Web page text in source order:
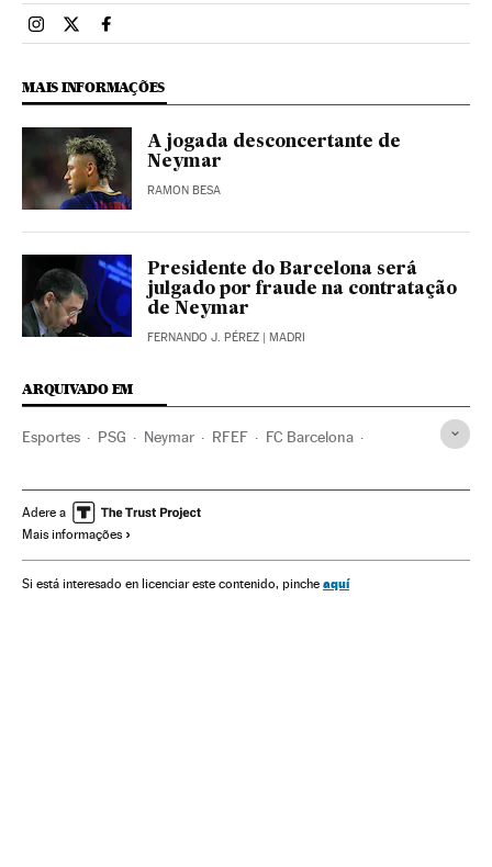
Esportes El País Brasil en Instagram
Esportes El País Brasil en Twitter
Esportes El País Brasil en Facebook
MAIS INFORMAÇÕES
A jogada desconcertante de
Neymar
RAMON BESA
Presidente do Barcelona será
julgado por fraude na contratação
de Neymar
FERNANDO J. PÉREZ | MADRI
ARQUIVADO EM
Esportes PSG Neymar RFEF FC Barcelona
Federaciones deportivas Organizações desportivas
Adere a
Mais informações
Si está interesado en licenciar este contenido, pinche aquí